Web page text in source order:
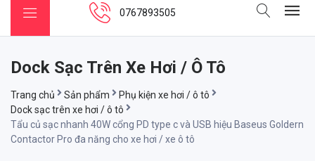
0767893505
Dock Sạc Trên Xe Hơi / Ô Tô
Trang chủ Sản phẩm
Phụ kiện xe hơi / ô tô
Dock sạc trên xe hơi / ô tô
Tẩu củ sạc nhanh 40W cổng PD type c và USB hiệu Baseus Goldern
Contactor Pro đa năng cho xe hơi / xe ô tô